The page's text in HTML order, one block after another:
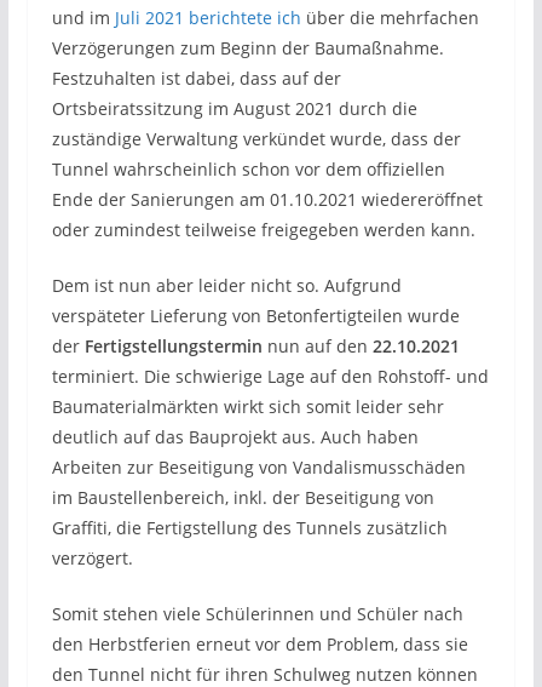
und im Juli 2021 berichtete ich über die mehrfachen
Verzögerungen zum Beginn der Baumaßnahme.
Festzuhalten ist dabei, dass auf der
Ortsbeiratssitzung im August 2021 durch die
zuständige Verwaltung verkündet wurde, dass der
Tunnel wahrscheinlich schon vor dem offiziellen
Ende der Sanierungen am 01.10.2021 wiedereröffnet
oder zumindest teilweise freigegeben werden kann.
Dem ist nun aber leider nicht so. Aufgrund
verspäteter Lieferung von Betonfertigteilen wurde
der Fertigstellungstermin nun auf den 22.10.2021
terminiert. Die schwierige Lage auf den Rohstoff- und
Baumaterialmärkten wirkt sich somit leider sehr
deutlich auf das Bauprojekt aus. Auch haben
Arbeiten zur Beseitigung von Vandalismusschäden
im Baustellenbereich, inkl. der Beseitigung von
Graffiti, die Fertigstellung des Tunnels zusätzlich
verzögert.
Somit stehen viele Schülerinnen und Schüler nach
den Herbstferien erneut vor dem Problem, dass sie
den Tunnel nicht für ihren Schulweg nutzen können